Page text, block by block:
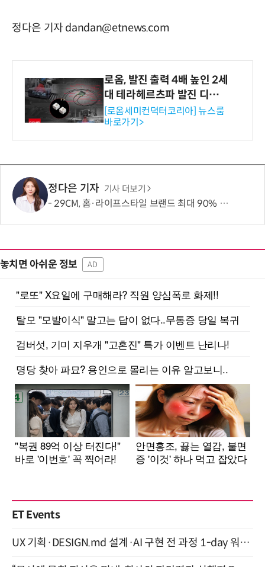
정다은 기자 dandan@etnews.com
로옴, 발진 출력 4배 높인 2세
대 테라헤르츠파 발진 디바이
스 개발
[로옴세미컨덕터코리아] 뉴스룸
바로가기>
정다은 기자 기사 더보기
29CM, 홈·라이프스타일 브랜드 최대 90% 할인 '이구홈위크' 실시
놓치면 아쉬운 정보 AD
ET Events
UX 기획·DESIGN.md 설계·AI 구현 전 과정 1-day 워크숍 with Claude Code·Codex 9월 15일 개최